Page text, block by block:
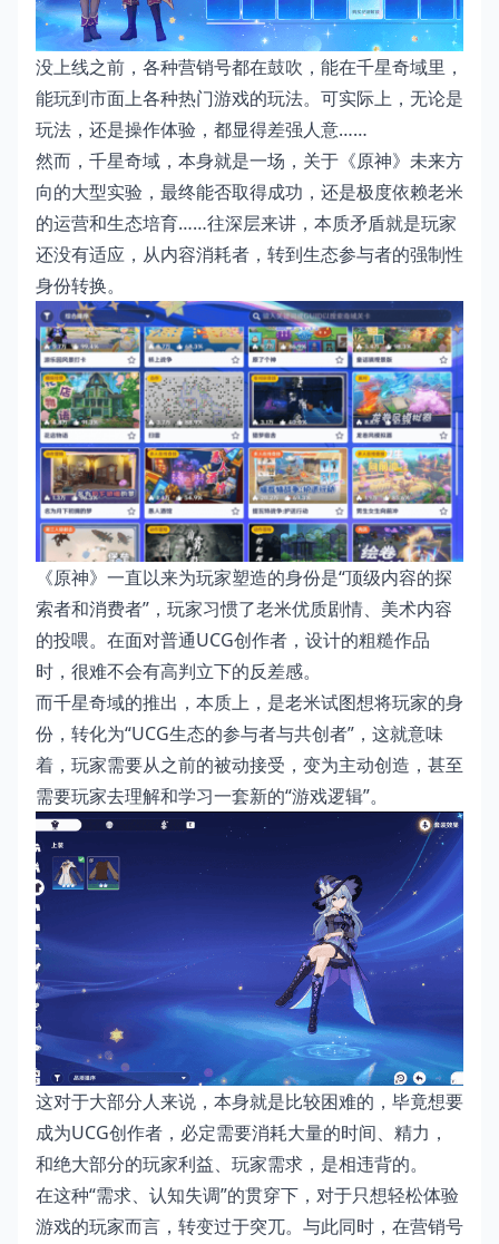
没上线之前，各种营销号都在鼓吹，能在千星奇域里，
能玩到市面上各种热门游戏的玩法。可实际上，无论是
玩法，还是操作体验，都显得差强人意……
然而，千星奇域，本身就是一场，关于《原神》未来方
向的大型实验，最终能否取得成功，还是极度依赖老米
的运营和生态培育……往深层来讲，本质矛盾就是玩家
还没有适应，从内容消耗者，转到生态参与者的强制性
身份转换。
《原神》一直以来为玩家塑造的身份是“顶级内容的探
索者和消费者”，玩家习惯了老米优质剧情、美术内容
的投喂。在面对普通UCG创作者，设计的粗糙作品
时，很难不会有高判立下的反差感。
而千星奇域的推出，本质上，是老米试图想将玩家的身
份，转化为“UCG生态的参与者与共创者”，这就意味
着，玩家需要从之前的被动接受，变为主动创造，甚至
需要玩家去理解和学习一套新的“游戏逻辑”。
这对于大部分人来说，本身就是比较困难的，毕竟想要
成为UCG创作者，必定需要消耗大量的时间、精力，
和绝大部分的玩家利益、玩家需求，是相违背的。
在这种“需求、认知失调”的贯穿下，对于只想轻松体验
游戏的玩家而言，转变过于突兀。与此同时，在营销号